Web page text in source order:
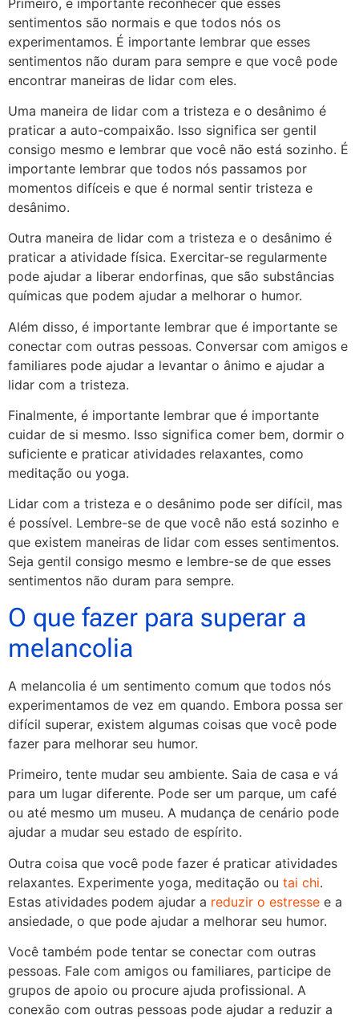
sentimentos são normais e que todos nós os
experimentamos. É importante lembrar que esses
sentimentos não duram para sempre e que você pode
encontrar maneiras de lidar com eles.
Uma maneira de lidar com a tristeza e o desânimo é
praticar a auto-compaixão. Isso significa ser gentil
consigo mesmo e lembrar que você não está sozinho. É
importante lembrar que todos nós passamos por
momentos difíceis e que é normal sentir tristeza e
desânimo.
Outra maneira de lidar com a tristeza e o desânimo é
praticar a atividade física. Exercitar-se regularmente
pode ajudar a liberar endorfinas, que são substâncias
químicas que podem ajudar a melhorar o humor.
Além disso, é importante lembrar que é importante se
conectar com outras pessoas. Conversar com amigos e
familiares pode ajudar a levantar o ânimo e ajudar a
lidar com a tristeza.
Finalmente, é importante lembrar que é importante
cuidar de si mesmo. Isso significa comer bem, dormir o
suficiente e praticar atividades relaxantes, como
meditação ou yoga.
Lidar com a tristeza e o desânimo pode ser difícil, mas
é possível. Lembre-se de que você não está sozinho e
que existem maneiras de lidar com esses sentimentos.
Seja gentil consigo mesmo e lembre-se de que esses
sentimentos não duram para sempre.
O que fazer para superar a
melancolia
A melancolia é um sentimento comum que todos nós
experimentamos de vez em quando. Embora possa ser
difícil superar, existem algumas coisas que você pode
fazer para melhorar seu humor.
Primeiro, tente mudar seu ambiente. Saia de casa e vá
para um lugar diferente. Pode ser um parque, um café
ou até mesmo um museu. A mudança de cenário pode
ajudar a mudar seu estado de espírito.
Outra coisa que você pode fazer é praticar atividades
relaxantes. Experimente yoga, meditação ou tai chi.
Estas atividades podem ajudar a reduzir o estresse e a
ansiedade, o que pode ajudar a melhorar seu humor.
Você também pode tentar se conectar com outras
pessoas. Fale com amigos ou familiares, participe de
grupos de apoio ou procure ajuda profissional. A
conexão com outras pessoas pode ajudar a reduzir a